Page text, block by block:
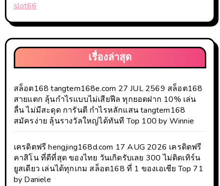
slot66
เรื่องล่าสุด
สล็อต168 tangtem168e.com 27 JUL 2569 สล็อต168
สายแตก ลุ้นกำไรแบบไม่เสียฟีล ทุกยอดฝาก 10% เล่น
ลื่น ไม่มีสะดุด การันตี กำไรหลักแสน tangtem168
สมัครง่าย ลุ้นรางวัลใหญ่ได้ทันที Top 100 by Winnie
เครดิตฟรี hengjing168d.com 17 AUG 2026 เครดิตฟรี
คาสิโน ที่ดีที่สุด ของไทย วันเกิดรับเลย 300 ไม่ติดเทิร์น
ยูสเดียว เล่นได้ทุกเกม สล็อต168 ที่ 1 ของเอเชีย Top 71
by Daniele